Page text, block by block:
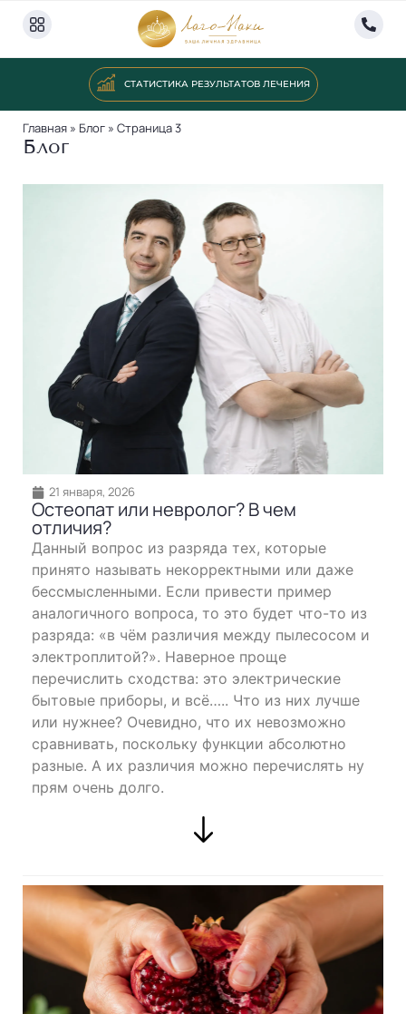
СТАТИСТИКА РЕЗУЛЬТАТОВ ЛЕЧЕНИЯ
Главная» Блог» Страница 3
Блог
21 января, 2026
Остеопат или невролог? В чем
отличия?
Данный вопрос из разряда тех, которые
принято называть некорректными или даже
бессмысленными. Если привести пример
аналогичного вопроса, то это будет что-то из
разряда: «в чём различия между пылесосом и
электроплитой?». Наверное проще
перечислить сходства: это электрические
бытовые приборы, и всё….. Что из них лучше
или нужнее? Очевидно, что их невозможно
сравнивать, поскольку функции абсолютно
разные. А их различия можно перечислять ну
прям очень долго.